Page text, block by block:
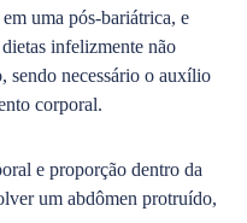
uma pós-bariátrica, e
infelizmente não
sendo necessário o auxílio
corporal.
e proporção dentro da
um abdômen protruído,